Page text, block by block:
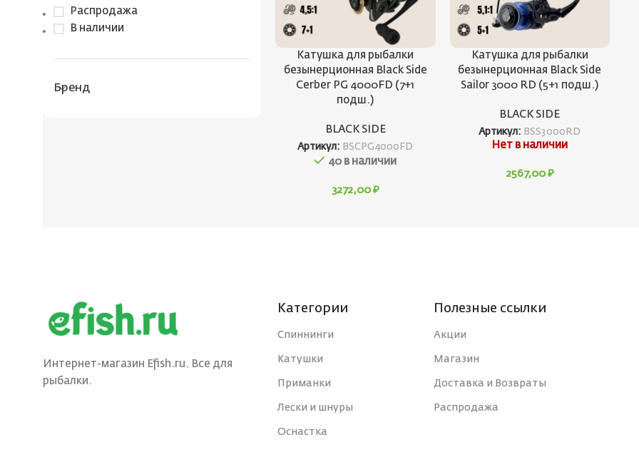
Распродажа
В наличии
Бренд
Катушка для рыбалки
безынерционная Black Side
Cerber PG 4000FD (7+1
подш.)
BLACK SIDE
Артикул: BSCPG4000FD
40 в наличии
3272,00 ₽
Катушка для рыбалки
безынерционная Black Side
Sailor 3000 RD (5+1 подш.)
BLACK SIDE
Артикул: BSS3000RD
Нет в наличии
2567,00 ₽
Интернет-магазин Efish.ru. Все для
рыбалки.
Категории
Спиннинги
Катушки
Приманки
Лески и шнуры
Оснастка
Полезные ссылки
Акции
Магазин
Доставка и Возвраты
Распродажа